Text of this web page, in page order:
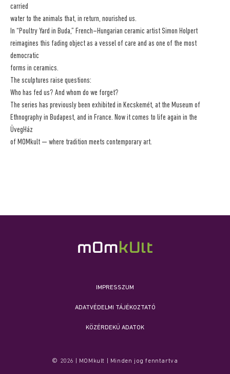
carried
water to the animals that, in return, nourished us.
In “Poultry Yard in Buda,” French–Hungarian ceramic artist Simon Holpert
reimagines this fading object as a vessel of care and as one of the most
democratic
forms in ceramics.
The sculptures raise questions:
Who has fed us? And whom do we forget?
The series has previously been exhibited in Kecskemét, at the Museum of
Ethnography in Budapest, and in France. Now it comes to life again in the
ÜvegHáz
of MOMkult — where tradition meets contemporary art.
IMPRESSZUM
ADATVÉDELMI TÁJÉKOZTATÓ
KÖZÉRDEKŰ ADATOK
© 2026 | MOMkult | Minden jog fenntartva